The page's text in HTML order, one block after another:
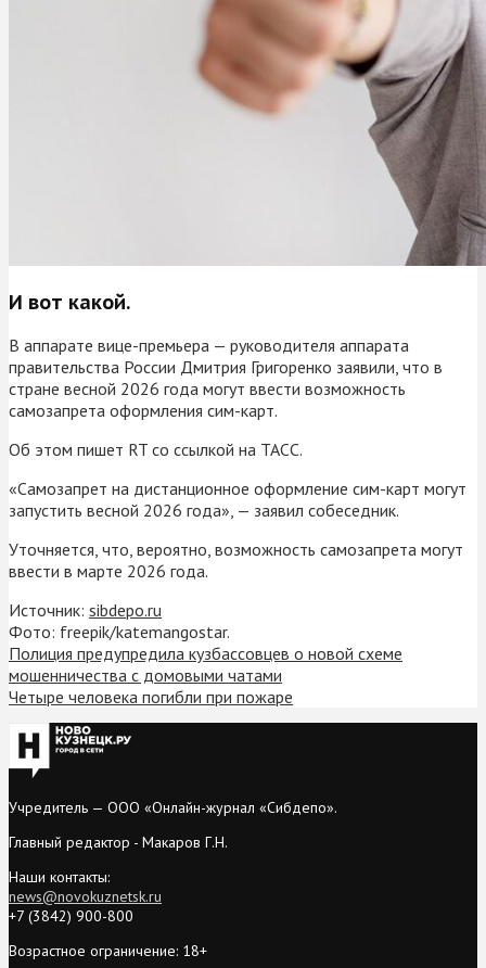
И вот какой.
В аппарате вице-премьера — руководителя аппарата
правительства России Дмитрия Григоренко заявили, что в
стране весной 2026 года могут ввести возможность
самозапрета оформления сим-карт.
Об этом пишет RT со ссылкой на ТАСС.
«Самозапрет на дистанционное оформление сим-карт могут
запустить весной 2026 года», — заявил собеседник.
Уточняется, что, вероятно, возможность самозапрета могут
ввести в марте 2026 года.
Источник: sibdepo.ru
Фото: freepik/katemangostar.
Полиция предупредила кузбассовцев о новой схеме
мошенничества с домовыми чатами
Четыре человека погибли при пожаре
Учредитель — ООО «Онлайн-журнал «Сибдепо».
Главный редактор - Макаров Г.Н.
Наши контакты:
news@novokuznetsk.ru
+7 (3842) 900-800
Возрастное ограничение: 18+